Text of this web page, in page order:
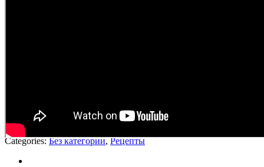
Categories: Без категории, Рецепты